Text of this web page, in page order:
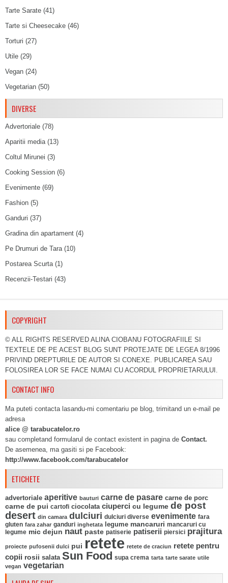
Tarte Sarate (41)
Tarte si Cheesecake (46)
Torturi (27)
Utile (29)
Vegan (24)
Vegetarian (50)
DIVERSE
Advertoriale (78)
Aparitii media(13)
Coltul Mirunei (3)
Cooking Session (6)
Evenimente (69)
Fashion (5)
Ganduri (37)
Gradina din apartament (4)
Pe Drumuri de Tara(10)
Postarea Scurta(1)
Recenzii-Testari (43)
COPYRIGHT
© ALL RIGHTS RESERVED ALINA CIOBANU FOTOGRAFIILE SI
TEXTELE DE PE ACEST BLOG SUNT PROTEJATE DE LEGEA 8/1996
PRIVIND DREPTURILE DE AUTOR SI CONEXE. PUBLICAREA SAU
FOLOSIREA LOR SE FACE NUMAI CU ACORDUL PROPRIETARULUI.
CONTACT INFO
Ma puteti contacta lasandu-mi comentariu pe blog, trimitand un e-mail pe
adresa
alice @ tarabucatelor.ro
sau completand formularul de contact existent in pagina de Contact.
De asemenea, ma gasiti si pe Facebook:
http://www.facebook.com/tarabucatelor
ETICHETE
advertoriale aperitive bauturi carne de pasare carne de porc
carne de pui cartofi ciocolata ciuperci cu legume de post
desert din camara dulciuri dulciuri diverse evenimente fara
gluten fara zahar ganduri inghetata legume mancaruri mancaruri cu
legume mic dejun naut paste patiserie patiserii piersici prajitura
proiecte pufosenii dulci pui retete retete de craciun retete pentru
copii rosii salata Sun Food supa crema tarta tarte sarate utile
vegan vegetarian